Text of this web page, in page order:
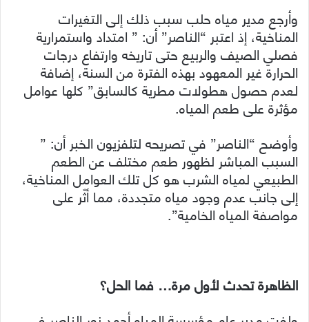
وأرجع مدير مياه حلب سبب ذلك إلى التغيرات
المناخية، إذ اعتبر “الناصر” أن: ” امتداد واستمرارية
فصلي الصيف والربيع حتى تاريخه وارتفاع درجات
الحرارة غير المعهود بهذه الفترة من السنة، إضافة
لعدم حصول هطولات مطرية كالسابق” كلها عوامل
مؤثرة على طعم المياه.
وأوضح “الناصر” في تصريحه لتلفزيون الخبر أن: ”
السبب المباشر لظهور طعم مختلف عن الطعم
الطبيعي لمياه الشرب هو كل تلك العوامل المناخية،
إلى جانب عدم وجود مياه متجددة، مما أثّر على
مواصفة المياه الخامية”.
الظاهرة تحدث لأول مرة… فما الحل؟